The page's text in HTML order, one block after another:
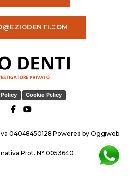
Cookie Policy
04048450128 Powered by Oggiweb.
Prot. N° 0053640